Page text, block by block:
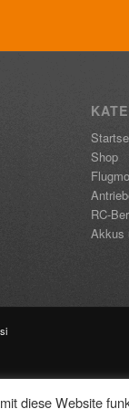
Shop
RC-
Akkus
diese Website